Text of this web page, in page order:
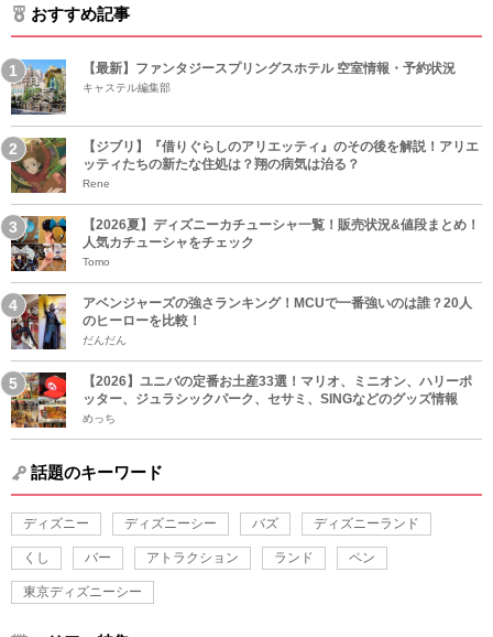
おすすめ記事
【最新】ファンタジースプリングスホテル 空室情報・予約状況
キャステル編集部
【ジブリ】『借りぐらしのアリエッティ』のその後を解説！アリエ
ッティたちの新たな住処は？翔の病気は治る？
Rene
【2026夏】ディズニーカチューシャ一覧！販売状況&値段まとめ！
人気カチューシャをチェック
Tomo
アベンジャーズの強さランキング！MCUで一番強いのは誰？20人
のヒーローを比較！
だんだん
【2026】ユニバの定番お土産33選！マリオ、ミニオン、ハリーポ
ッター、ジュラシックパーク、セサミ、SINGなどのグッズ情報
めっち
話題のキーワード
ディズニー ディズニーシー バズ ディズニーランド
くし バー アトラクション ランド ペン
東京ディズニーシー